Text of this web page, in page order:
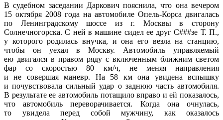
В судебном заседании Даркович пояснила, что она вечером
15 октября 2008 года на автомобиле Опель-Корса двигалась
по Ленинградскому шоссе из г. Москвы в сторону
Солнечногорска. С ней в машине сидел ее друг С###зе Т. П.,
у которого родилась внучка, и она его везла на станцию,
чтобы он уехал в Москву. Автомобиль управляемый
ею двигался в правом ряду с включенным ближним светом
фар со скоростью 80 км/ч, не меняя направления
и не совершая маневр. На 58 км она увидена вспышку
и почувствовала сильный удар о заднюю часть автомобиля.
В результате ее автомобиль потащило вправо и ей показалось,
что автомобиль переворачивается. Когда она очнулась,
то увидела перед собой мужчину, как оказалось